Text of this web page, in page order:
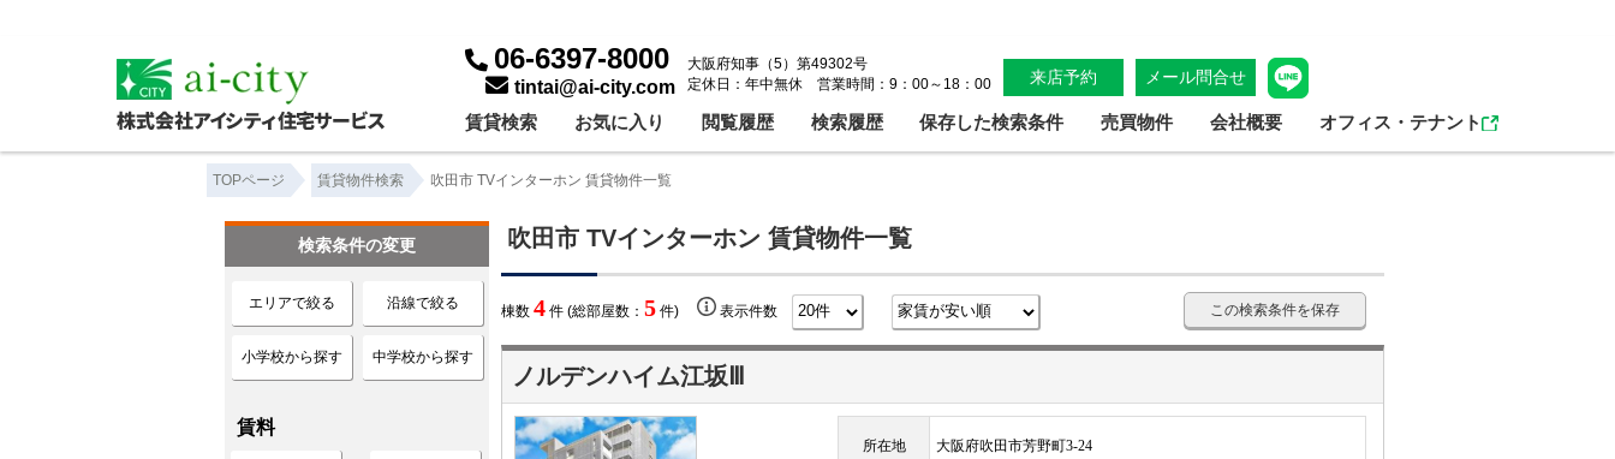
06-6397-8000
tintai@ai-city.com
大阪府知事（5）第49302号
定休日：年中無休 営業時間：9：00～18：00
来店予約 メール問合せ
賃貸検索 お気に入り 閲覧履歴 検索履歴 保存した検索条件 売買物件 会社概要 オフィス・テナント
TOPページ 賃貸物件検索 吹田市 TVインターホン 賃貸物件一覧
吹田市 TVインターホン 賃貸物件一覧
棟数 4 件 (総部屋数： 5 件) 表示件数 この検索条件を保存
ノルデンハイム江坂Ⅲ
所在地 大阪府吹田市芳野町3-24
検索条件の変更
エリアで絞る 沿線で絞る
小学校から探す 中学校から探す
賃料